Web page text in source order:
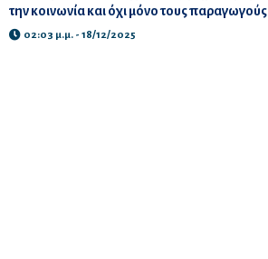
την κοινωνία και όχι μόνο τους παραγωγούς
02:03 μ.μ. - 18/12/2025